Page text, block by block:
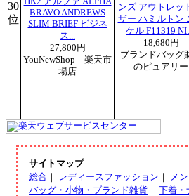
30
位
BRAVO ANDREWS
SLIM BRIEF ビジネ
ス...
27,800円
YouNewShop 楽天市
場店
ンズ アウトレッ
ザー ハミルトン
ケル F11319
18,680円
ブランドバッグ
のピュアリー
サイトマップ
総合 ｜ レディースファッション ｜ メ
バッグ・小物・ブランド雑貨 ｜ 下着・